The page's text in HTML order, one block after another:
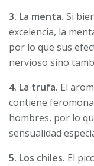
3. La menta. Si
excelencia, la
por lo que sus
nervioso sino
4. La trufa. El
contiene
hombres, por lo
sensualidad
5. Los chiles. El